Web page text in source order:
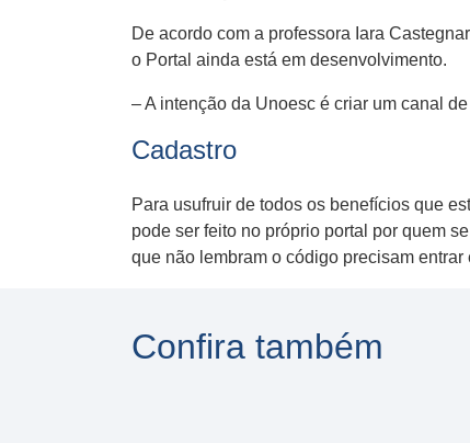
De acordo com a professora Iara
o Portal ainda está em desenvolvimento.
– A intenção da Unoesc é criar um canal
Cadastro
Para usufruir de todos os benefícios que
pode ser feito no próprio portal por quem
que não lembram o código precisam
Confira também